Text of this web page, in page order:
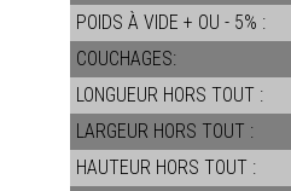
POIDS À VIDE + OU - 5% :
COUCHAGES:
LONGUEUR HORS TOUT :
LARGEUR HORS TOUT :
HAUTEUR HORS TOUT :